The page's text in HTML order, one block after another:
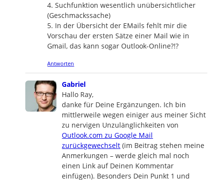
4. Suchfunktion wesentlich unübersichtlicher
(Geschmackssache)
5. In der Übersicht der EMails fehlt mir die
Vorschau der ersten Sätze einer Mail wie in
Gmail, das kann sogar Outlook-Online?!?
Antworten
Gabriel
Hallo Ray,
danke für Deine Ergänzungen. Ich bin
mittlerweile wegen einiger aus meiner Sicht
zu nervigen Unzulänglichkeiten von
Outlook.com zu Google Mail
zurückgewechselt (im Beitrag stehen meine
Anmerkungen – werde gleich mal noch
einen Link auf Deinen Kommentar
einfügen). Besonders Dein Punkt 1 und